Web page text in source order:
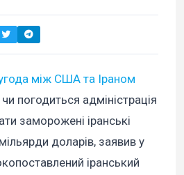
між США та Іраном
погодиться адміністрація
заморожені іранські
доларів, заявив у
іранський